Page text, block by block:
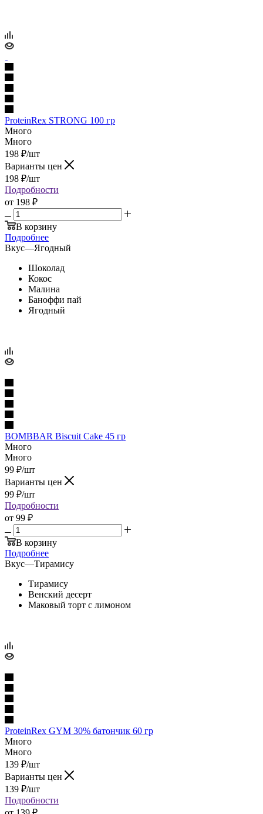
ProteinRex STRONG 100 гр
Много
Много
198 ₽/шт
Варианты цен
198 ₽/шт
Подробности
от 198 ₽
В корзину
Подробнее
Вкус—Ягодный
Шоколад
Кокос
Малина
Баноффи пай
Ягодный
BOMBBAR Biscuit Cake 45 гр
Много
Много
99 ₽/шт
Варианты цен
99 ₽/шт
Подробности
от 99 ₽
В корзину
Подробнее
Вкус—Тирамису
Тирамису
Венский десерт
Маковый торт с лимоном
ProteinRex GYM 30% батончик 60 гр
Много
Много
139 ₽/шт
Варианты цен
139 ₽/шт
Подробности